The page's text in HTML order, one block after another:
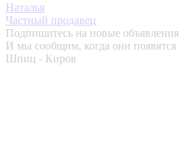
Наталья
Частный продавец
Подпишитесь на новые объявления
И мы сообщим, когда они появятся
Шпиц - Киров